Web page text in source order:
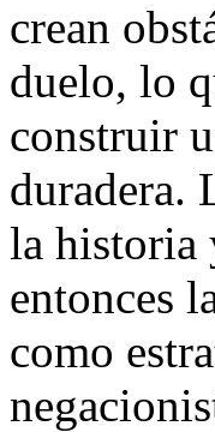
crean
duelo, lo
construir
duradera.
la historia
entonces
como